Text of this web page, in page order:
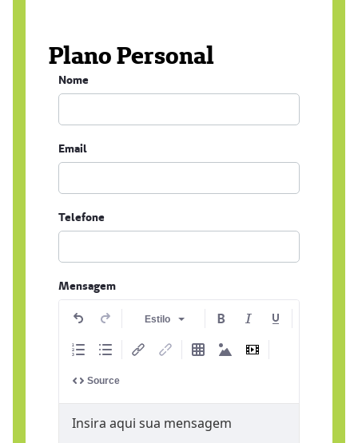
Plano Personal
Nome
Email
Telefone
Mensagem
Estilo
Source